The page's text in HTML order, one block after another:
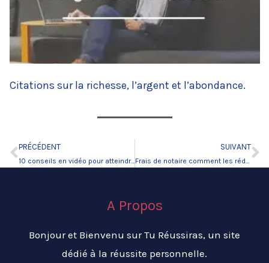
Citations sur la richesse, l’argent et l’abondance.
Précédent
PRÉCÉDENT
10 conseils en vidéo pour atteindre vos objectifs
SUIVANT
A Propos
Bonjour et Bienvenu sur Tu Réussiras, un site
dédié à la réussite personnelle.